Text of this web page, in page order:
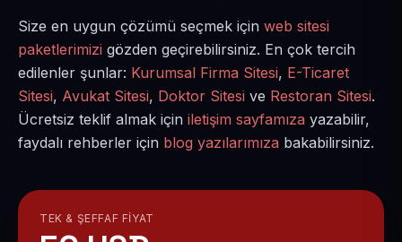
Size en uygun çözümü seçmek için web sitesi
paketlerimizi gözden geçirebilirsiniz. En çok tercih
edilenler şunlar: Kurumsal Firma Sitesi, E-Ticaret
Sitesi, Avukat Sitesi, Doktor Sitesi ve Restoran Sitesi.
Ücretsiz teklif almak için iletişim sayfamıza yazabilir,
faydalı rehberler için blog yazılarımıza bakabilirsiniz.
TEK & ŞEFFAF FIYAT